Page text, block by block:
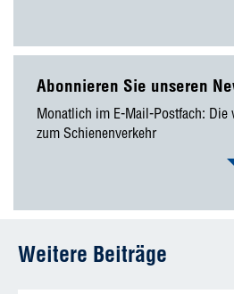
Abonnieren Sie unseren
Monatlich im E-Mail-Postfach:
zum Schienenverkehr
Weitere Beiträge